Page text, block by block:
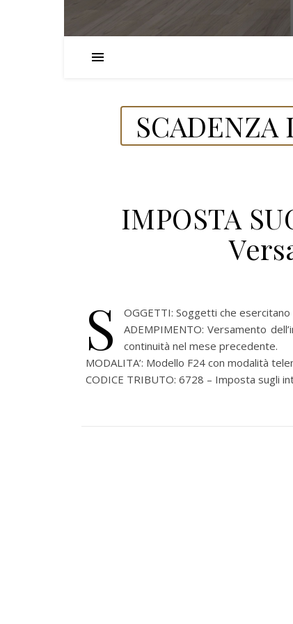
SCADENZA
IMPOSTA
S
OGGETTI: Soggetti che
ADEMPIMENTO: Versamento
continuità nel mese precedente.
MODALITA’: Modello F24 con modalità
CODICE TRIBUTO: 6728 – Imposta sugli